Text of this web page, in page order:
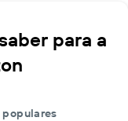
para a
populares